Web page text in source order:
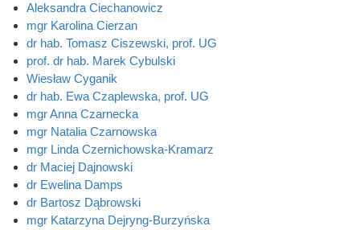
Aleksandra Ciechanowicz
mgr Karolina Cierzan
dr hab. Tomasz Ciszewski, prof. UG
prof. dr hab. Marek Cybulski
Wiesław Cyganik
dr hab. Ewa Czaplewska, prof. UG
mgr Anna Czarnecka
mgr Natalia Czarnowska
mgr Linda Czernichowska-Kramarz
dr Maciej Dajnowski
dr Ewelina Damps
dr Bartosz Dąbrowski
mgr Katarzyna Dejryng-Burzyńska